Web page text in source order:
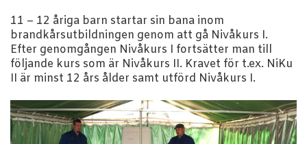
11 – 12 åriga barn startar sin bana inom
brandkårsutbildningen genom att gå Nivåkurs I.
Efter genomgången Nivåkurs I fortsätter man till
följande kurs som är Nivåkurs II. Kravet för t.ex. NiKu
II är minst 12 års ålder samt utförd Nivåkurs I.